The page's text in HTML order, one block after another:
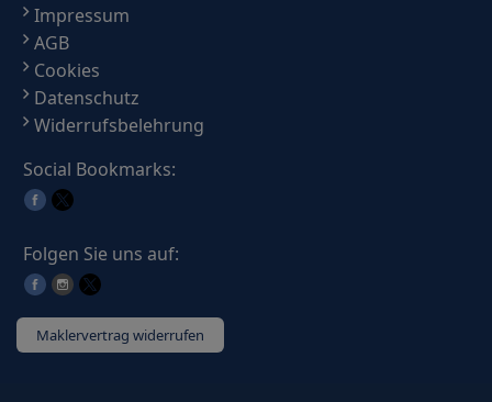
Impressum
AGB
Cookies
Datenschutz
Widerrufsbelehrung
Social Bookmarks:
Folgen Sie uns auf:
Maklervertrag widerrufen